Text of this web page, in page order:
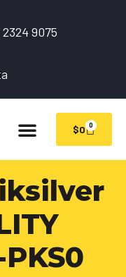
9075
$0 0